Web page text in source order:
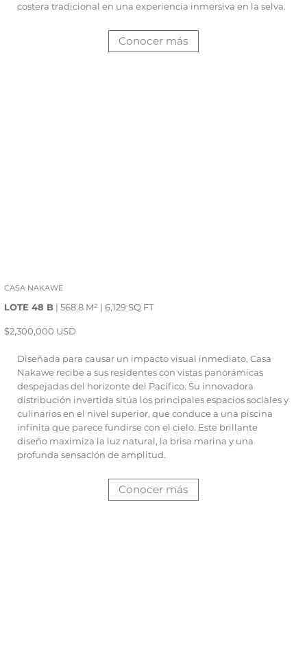
costera tradicional en una experiencia inmersiva en la selva.
Conocer más
CASA NAKAWE
LOTE 48 B| 568.8 M² | 6,129 SQ FT
$2,300,000 USD
Diseñada para causar un impacto visual inmediato, Casa
Nakawe recibe a sus residentes con vistas panorámicas
despejadas del horizonte del Pacífico. Su innovadora
distribución invertida sitúa los principales espacios sociales y
culinarios en el nivel superior, que conduce a una piscina
infinita que parece fundirse con el cielo. Este brillante
diseño maximiza la luz natural, la brisa marina y una
profunda sensación de amplitud.
Conocer más